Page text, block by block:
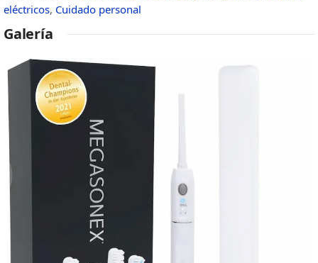
eléctricos, Cuidado personal
Galería